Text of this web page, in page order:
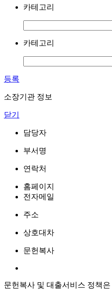
카테고리
카테고리
등록
소장기관 정보
닫기
담당자
부서명
연락처
홈페이지
전자메일
주소
상호대차
문헌복사
문헌복사 및 대출서비스 정책